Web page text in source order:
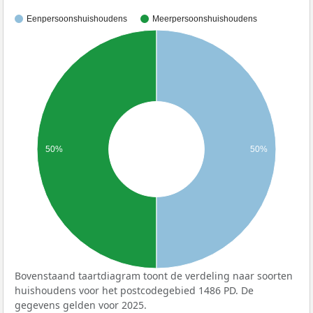
Eenpersoonshuishoudens Meerpersoonshuishoudens
50% 50%
Bovenstaand taartdiagram toont de verdeling naar soorten
huishoudens voor het postcodegebied 1486 PD. De
gegevens gelden voor 2025.